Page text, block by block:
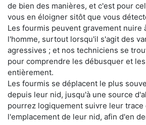
de bien des manières, et c'est pour
vous en éloigner sitôt que vous
Les fourmis peuvent gravement nuire
l'homme, surtout lorsqu'il s'agit des
agressives ; et nos techniciens se
pour comprendre les débusquer et
entièrement.
Les fourmis se déplacent le plus
depuis leur nid, jusqu'à une source
pourrez logiquement suivre leur
l'emplacement de leur nid, afin d'en